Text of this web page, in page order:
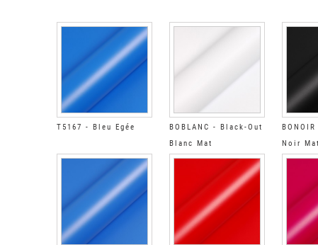
T5167 - Bleu Egée
BOBLANC - Black-Out
Blanc Mat
Noir Mat